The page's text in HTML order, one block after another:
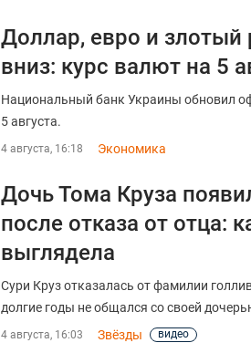
Доллар, евро и злотый
вниз: курс валют на 5
Национальный банк Украины обновил
5 августа.
4 августа, 16:18 Экономика
Дочь Тома Круза
после отказа от отца:
выглядела
Сури Круз отказалась от фамилии
долгие годы не общался со своей
4 августа, 16:03 Звёзды видео